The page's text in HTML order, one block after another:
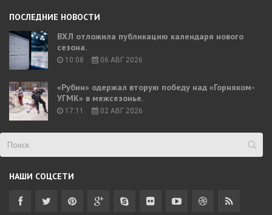
ПОСЛЕДНИЕ НОВОСТИ
ВХЛ отложила публикацию календаря нового
сезона.
10:08 06 АВГ 2026
«Рубин» одержал вторую победу над «Горняком-
УГМК» в межсезонье.
17:11 02 АВГ 2026
НАШИ СОЦСЕТИ